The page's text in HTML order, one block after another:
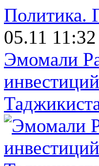
Политика.
05.11 11:32
Эмомали